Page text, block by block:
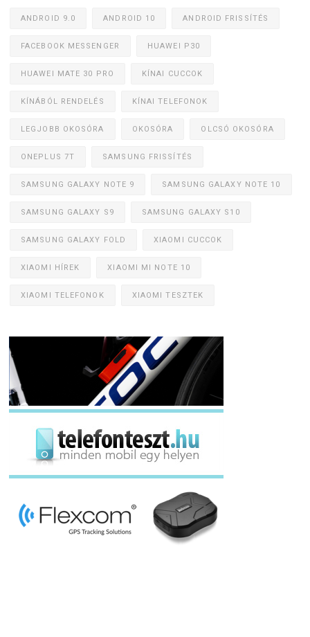
ANDROID 9.0 ANDROID 10 ANDROID FRISSÍTÉS
FACEBOOK MESSENGER HUAWEI P30
HUAWEI MATE 30 PRO KÍNAI CUCCOK
KÍNÁBÓL RENDELÉS KÍNAI TELEFONOK
LEGJOBB OKOSÓRA OKOSÓRA OLCSÓ OKOSÓRA
ONEPLUS 7T SAMSUNG FRISSÍTÉS
SAMSUNG GALAXY NOTE 9 SAMSUNG GALAXY NOTE 10
SAMSUNG GALAXY S9 SAMSUNG GALAXY S10
SAMSUNG GALAXY FOLD XIAOMI CUCCOK
XIAOMI HÍREK XIAOMI MI NOTE 10
XIAOMI TELEFONOK XIAOMI TESZTEK